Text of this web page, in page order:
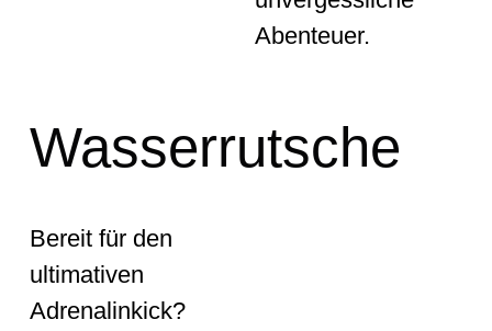
Abenteuer.
Wasserrutsche
Bereit für den
ultimativen
Adrenalinkick?